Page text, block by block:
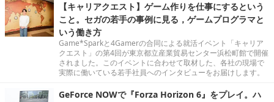
【キャリアクエスト】ゲーム作りを仕事にするという
こと。セガの若手の事例に見る，ゲームプログラマと
いう働き方
Game*Sparkと4Gamerの合同による就活イベント「キャリア
クエスト」の第4回が東京都立産業貿易センター浜松町館で開催
されました。このイベントに合わせて取材した、各社の現場で
実際に働いている若手社員へのインタビューをお届けします。
GeForce NOWで『Forza Horizon 6』をプレイ。ハ